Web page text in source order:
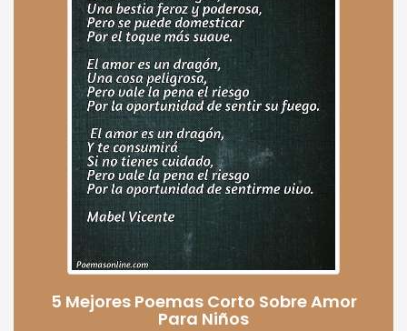
5 Mejores Poemas Corto Sobre Amor
Para Niños